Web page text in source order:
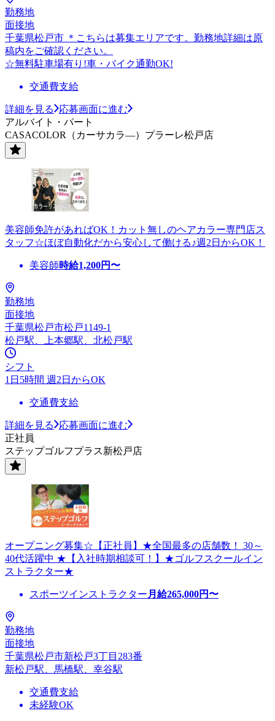
勤務地
面接地
千葉県松戸市 ＊こちらは募集エリアです。勤務地詳細は原
稿内をご確認ください。
☆無料駐車場有り!車・バイク通勤OK!
交通費支給
詳細を見る
応募画面に進む
アルバイト・パート
CASACOLOR（カーサカラ―）プラーレ松戸店
美容師免許があればOK！カット無しのヘアカラー専門店ス
タッフ☆ほぼ自動化だから安心して働ける♪週2日からOK！
美容師時給1,200円〜
勤務地
面接地
千葉県松戸市松戸1149-1
松戸駅、上本郷駅、北松戸駅
シフト
1日5時間 週2日からOK
交通費支給
詳細を見る
応募画面に進む
正社員
ステップゴルフプラス新松戸店
オープニング募集☆【正社員】★全国最多の店舗数！ 30～
40代活躍中 ★【入社時期相談可！】★ゴルフスクールイン
ストラクター★
スポーツインストラクター 月給265,000円〜
勤務地
面接地
千葉県松戸市新松戸3丁目283番
新松戸駅、馬橋駅、幸谷駅
交通費支給
未経験OK